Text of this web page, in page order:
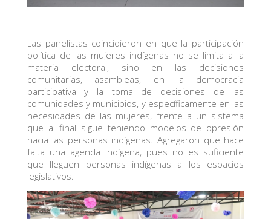
Las panelistas coincidieron en que la participación
política de las mujeres indígenas no se limita a la
materia electoral, sino en las decisiones
comunitarias, asambleas, en la democracia
participativa y la toma de decisiones de las
comunidades y municipios, y específicamente en las
necesidades de las mujeres, frente a un sistema
que al final sigue teniendo modelos de opresión
hacia las personas indígenas. Agregaron que hace
falta una agenda indígena, pues no es suficiente
que lleguen personas indígenas a los espacios
legislativos.